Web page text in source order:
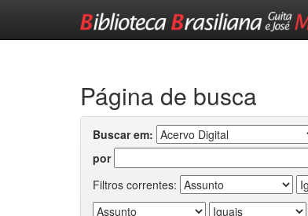
Página de busca
Buscar em:
por
Filtros correntes: